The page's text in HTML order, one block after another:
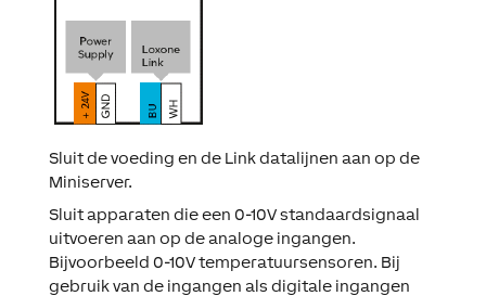
Sluit de voeding en de Link datalijnen aan op de
Miniserver.
Sluit apparaten die een 0-10V standaardsignaal
uitvoeren aan op de analoge ingangen.
Bijvoorbeeld 0-10V temperatuursensoren. Bij
gebruik van de ingangen als digitale ingangen